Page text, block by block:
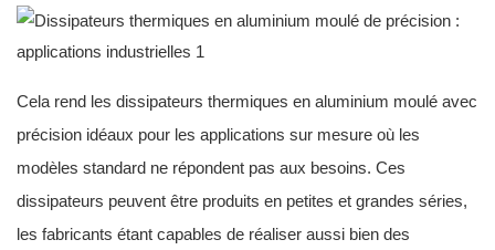
Cela rend les dissipateurs thermiques en aluminium moulé avec
précision idéaux pour les applications sur mesure où les
modèles standard ne répondent pas aux besoins. Ces
dissipateurs peuvent être produits en petites et grandes séries,
les fabricants étant capables de réaliser aussi bien des